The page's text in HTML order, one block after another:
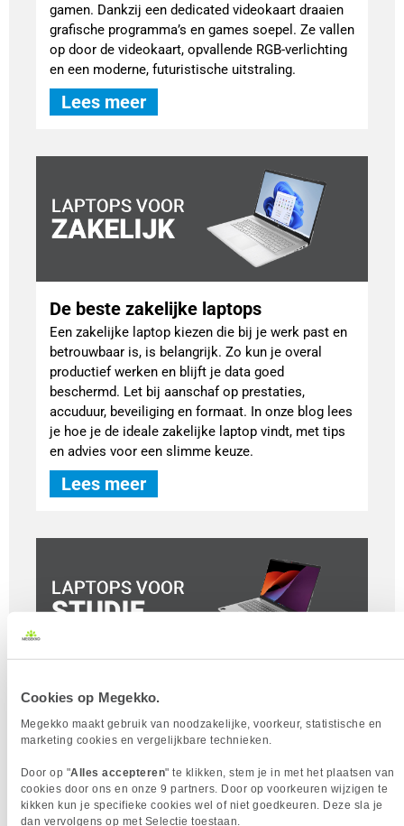
Cookies op Megekko.
Megekko maakt gebruik van noodzakelijke, voorkeur, statistische en
marketing cookies en vergelijkbare technieken.
Door op "Alles accepteren" te klikken, stem je in met het plaatsen van
cookies door ons en onze 9 partners. Door op voorkeuren wijzigen te
kikken kun je specifieke cookies wel of niet goedkeuren. Deze sla je
dan vervolgens op met Selectie toestaan.
gamen. Dankzij een dedicated videokaart draaien
grafische programma’s en games soepel. Ze vallen
op door de videokaart, opvallende RGB-verlichting
en een moderne, futuristische uitstraling.
Lees meer
De beste zakelijke laptops
Een zakelijke laptop kiezen die bij je werk past en
betrouwbaar is, is belangrijk. Zo kun je overal
productief werken en blijft je data goed
beschermd. Let bij aanschaf op prestaties,
accuduur, beveiliging en formaat. In onze blog lees
je hoe je de ideale zakelijke laptop vindt, met tips
en advies voor een slimme keuze.
Lees meer
Beste laptops voor studie
studie past én duurzaam is. Zo kun je er jaren mee
aanschaf op zaken zoals minimale specificaties
van je school. Lees in onze blog alles over tips en
advies om de perfecte studie-laptop te vinden.